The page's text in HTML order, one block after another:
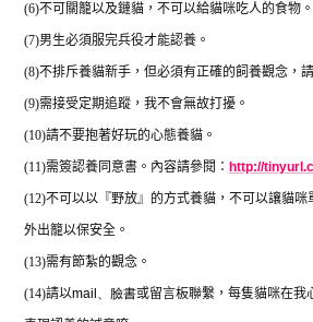
(6)不可關籠以及鏈貓，不可以給貓咪吃人的食物。
(7)男生必須服完兵役才能認養。
(8)不排斥養貓新手，但必須有正確的飼養觀念，
(9)需接受定期追蹤，我不會無故打擾。
(10)請不要抱著好玩的心態養貓。
(11)需簽認養同意書。內容請參閱： http://
(12)不可以以『野放』的方式養貓，不可以讓貓咪
外出籠以保安全。
(13)需有節紮的觀念。
(14)請以mail 、 臉書或留言板聯繫，每隻貓咪在我